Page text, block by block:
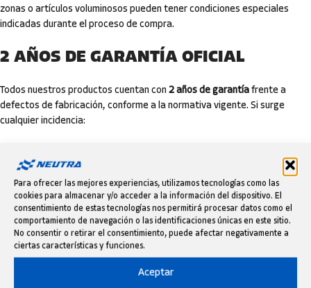
Para ofrecer las mejores experiencias, utilizamos tecnologías como las
cookies para almacenar y/o acceder a la información del dispositivo. El
consentimiento de estas tecnologías nos permitirá procesar datos como el
comportamiento de navegación o las identificaciones únicas en este sitio.
No consentir o retirar el consentimiento, puede afectar negativamente a
ciertas características y funciones.
Aceptar
zonas o artículos voluminosos pueden tener condiciones especiales
indicadas durante el proceso de compra.
2 AÑOS DE GARANTÍA OFICIAL
Todos nuestros productos cuentan con 2 años de garantía frente a
defectos de fabricación, conforme a la normativa vigente. Si surge
cualquier incidencia:
del problema.
Te indicaremos los pasos para la evaluación y, si procede, la reparación,
sustitución o reembolso.
La garantía no cubre desgaste por uso, daños por instalación incorrecta
o un uso no previsto del producto.
DEVOLUCIONES FÁCILES HASTA 60